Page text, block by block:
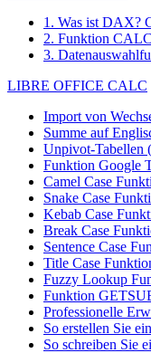
1. Was ist DAX?
2. Funktion
3.
LIBRE OFFICE CALC
Import von
Summe auf
Unpivot-Tabellen
Funktion Google
Camel Case
Snake Case
Kebab Case
Break Case
Sentence Case
Title Case
Fuzzy Lookup
Funktion
Professionelle
So erstellen Sie
So schreiben Sie